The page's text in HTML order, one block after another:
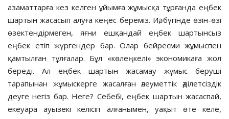
азаматтарға кез келген ұйымға жұмысқа тұрғанда еңбек
шартын жасасып алуға кеңес береміз. Иә, бүгінде өзін-өзі
өзектендірмеген, яғни ешқандай еңбек шартынсыз
еңбек етіп жүргендер бар. Олар бейресми жұмыспен
қамтылған тұлғалар. Бұл «көлеңкелі» экономикаға жол
береді. Ал еңбек шартын жасамау жұмыс беруші
тарапынан жұмыскерге жасалған әлеуметтік әділетсіздік
деуге негіз бар. Неге? Себебі, еңбек шартын жасаспай,
екеуара ауызекі келісіп алғанымен, уақыт өте келе,